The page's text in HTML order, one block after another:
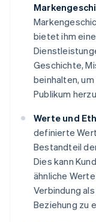
bietet ihm
Geschichte,
beinhalten,
Publikum
Werte und
definierte
Bestandteil
Dies kann
ähnliche
Verbindung
Beziehung zu